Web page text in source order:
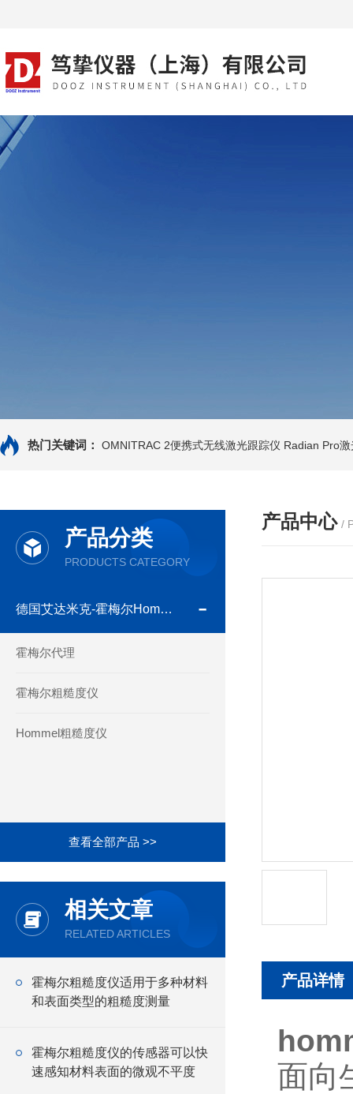
热门关键词： OMNITRAC 2便携式无线激光跟踪仪 Radian Pro
产品分类
PRODUCTS CATEGORY
德国艾达米克-霍梅尔Hommel
霍梅尔代理
霍梅尔粗糙度仪
Hommel粗糙度仪
查看全部产品 >>
相关文章
RELATED ARTICLES
霍梅尔粗糙度仪适用于多种材料
和表面类型的粗糙度测量
霍梅尔粗糙度仪的传感器可以快
速感知材料表面的微观不平度
产品中心 /
产品详情
面向